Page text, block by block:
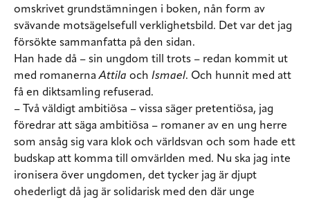
omskrivet grundstämningen i boken, nån form av
svävande motsägelsefull verklighetsbild. Det var det jag
försökte sammanfatta på den sidan.
Han hade då – sin ungdom till trots – redan kommit ut
med romanernaAttila och Ismael. Och hunnit med att
få en diktsamling refuserad.
– Två väldigt ambitiösa – vissa säger pretentiösa, jag
föredrar att säga ambitiösa – romaner av en ung herre
som ansåg sig vara klok och världsvan och som hade ett
budskap att komma till omvärlden med. Nu ska jag inte
ironisera över ungdomen, det tycker jag är djupt
ohederligt då jag är solidarisk med den där unge